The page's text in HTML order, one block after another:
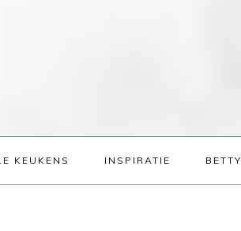
KEUKENS INSPIRATIE BETTY